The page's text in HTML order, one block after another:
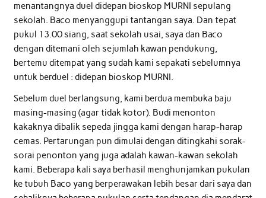
menantangnya duel didepan bioskop MURNI sepulang
sekolah. Baco menyanggupi tantangan saya. Dan tepat
pukul 13.00 siang, saat sekolah usai, saya dan Baco
dengan ditemani oleh sejumlah kawan pendukung,
bertemu ditempat yang sudah kami sepakati sebelumnya
untuk berduel : didepan bioskop MURNI.
Sebelum duel berlangsung, kami berdua membuka baju
masing-masing (agar tidak kotor). Budi menonton
kakaknya dibalik sepeda jingga kami dengan harap-harap
cemas. Pertarungan pun dimulai dengan ditingkahi sorak-
sorai penonton yang juga adalah kawan-kawan sekolah
kami. Beberapa kali saya berhasil menghunjamkan pukulan
ke tubuh Baco yang berperawakan lebih besar dari saya dan